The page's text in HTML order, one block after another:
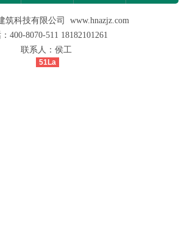
筑科技有限公司 www.hnazjz.com
400-8070-511 18182101261
联系人：侯工
51La